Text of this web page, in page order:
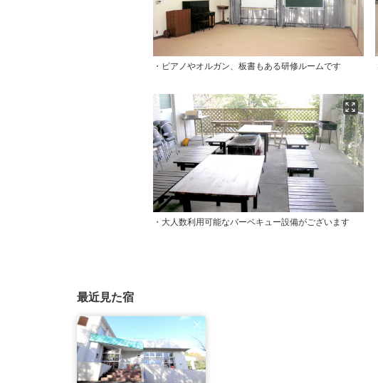
・ピアノやオルガン、板書もある研修ルームです
・大人数利用可能なバーベキュー設備がございます
最近見た宿